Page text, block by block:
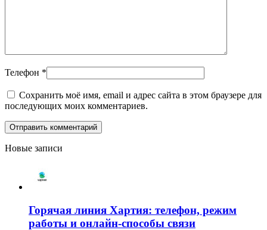
Телефон *
Сохранить моё имя, email и адрес сайта в этом браузере для
последующих моих комментариев.
Новые записи
Горячая линия Хартия: телефон, режим
работы и онлайн-способы связи